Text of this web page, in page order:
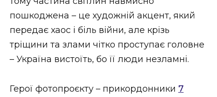
пошкоджена – це художній акцент, який
передає хаос і біль війни, але крізь
тріщини та злами чітко проступає головне
– Україна вистоїть, бо її люди незламні.
Герої фотопроєкту – прикордонники 7